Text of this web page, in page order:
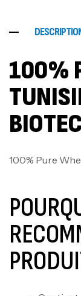
100%
100% Pure